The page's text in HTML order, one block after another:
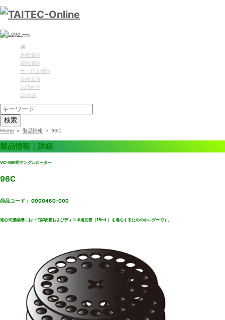
新着情報
製品情報
サービス情報
会社案内
お問合せ
English
検索
Home > 製品情報 > 96C
製品情報｜詳細
VC-96R用アングルローター
96C
商品コード： 0000460-000
遠心式濃縮機において試験管およびディスポ遠沈管（15ｍL）を遠心するためのホルダーです。